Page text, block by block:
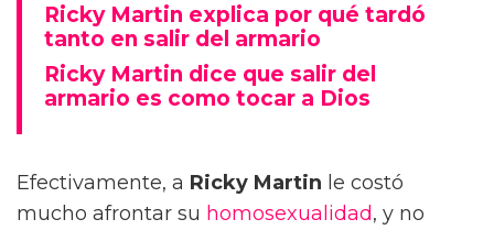
Ricky Martin explica por qué tardó
tanto en salir del armario
Ricky Martin dice que salir del
armario es como tocar a Dios
Efectivamente, a Ricky Martin le costó
mucho afrontar su homosexualidad, y no